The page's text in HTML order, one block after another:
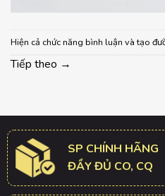
Hiện cả chức năng bình luận và tạo
Tiếp theo →
SP CHÍNH HÃNG
ĐẦY ĐỦ CO, CQ